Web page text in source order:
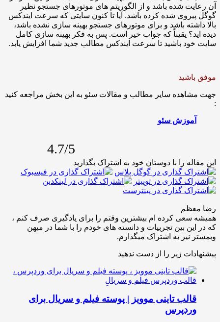
شده باشد و از الگوریتم های موتورهای جستجو نظیر
شده کرده باشد. آیا تا کنون سایتی که سرعت ایندکس
باشد و برای موتورهای جستجو بهینه سازی نشده باشد،
یقیناً که جواب خیر است. پس به فکر بهینه سازی کامل
باشید تا سرعت ایندکس مطالب جدید شما افزایش یابد.
سایر مطالب و مقالات سئو به این بخش مراجعه کنید
سئو
4.7/5
را با دوستان خود به اشتراک بگذارید
کرده ام بیشترین وقتم را برای یادگیری صرف کنم ،
بین تجربیات و دانسته های خودم را با شما در میهن
نیز به اشتراک میگذارم.
زیر را از دست ندهید
تاینی موویز | پوسته فیلم و سریال برای